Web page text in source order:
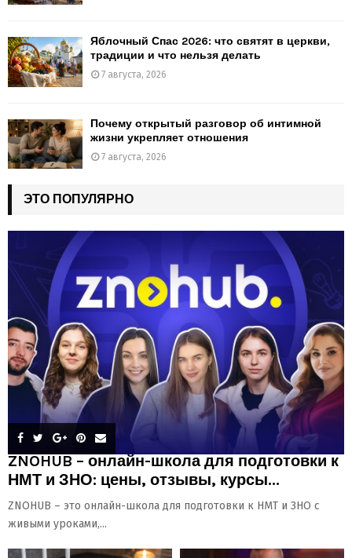
Яблочный Спас 2026: что святят в церкви,
традиции и что нельзя делать
7 августа, 2026
Почему открытый разговор об интимной
жизни укрепляет отношения
7 августа, 2026
ЭТО ПОПУЛЯРНО
ZNOHUB – онлайн-школа для подготовки к
НМТ и ЗНО: цены, отзывы, курсы...
ZNOHUB – это онлайн-школа для подготовки к НМТ и ЗНО с
живыми уроками,...